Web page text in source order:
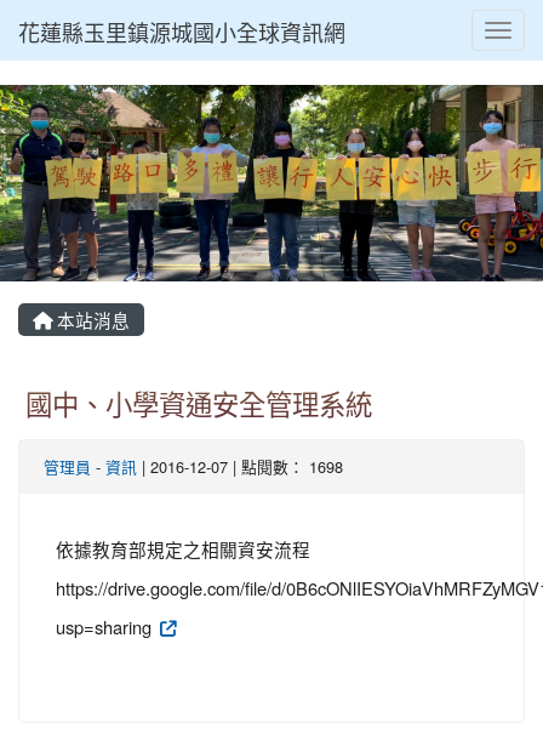
花蓮縣玉里鎮源城國小全球資訊網
本站消息
國中、小學資通安全管理系統
管理員 - 資訊 | 2016-12-07 | 點閱數： 1698
依據教育部規定之相關資安流程
https://drive.google.com/file/d/
usp=sharing